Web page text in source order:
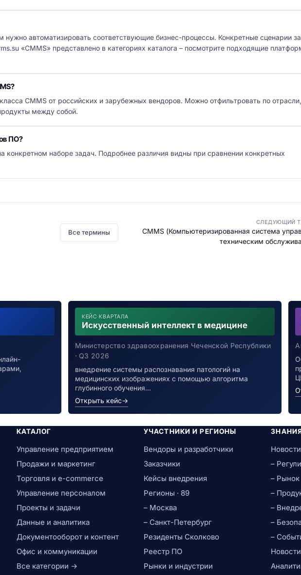
автоматизировать соответствующие бизнес-процессы. Конкретные сценарии
«CMMS» представлено в категориях каталога – посмотрите подходящие
CMMS от российских и зарубежных вендоров. Можно отфильтровать по отрасли,
между собой.
ПО?
конкретном наборе задач. Подробнее различия видны при сравнении конкретных
Все термины
СЛЕДУЮЩИЙ
CMMS (Компьютеризированная система
техническим
КЕЙС КВАРТАЛА
Искусственный интеллект в медицине
Министерство здравоохранения Чеченской Республики
· Q3 2026
внедрение системы распознавания патологий на
медицинских изображениях с помощью алгоритма
глубинного обучения…
Открыть кейс→
КАТАЛОГ
Управление предприятием
Продажи и маркетинг
Торговля и e-commerce
Управление персоналом
Проекты и задачи
Данные и аналитика
Документооборот и контент
Офис и коммуникации
Все категории →
УЧАСТНИКИ И РЕГИОНЫ
Вендоры и разработчики
Заказчики
Кейсы внедрения
Регионы · 89
– Москва
– Санкт-Петербург
Резиденты Сколково
Реестр ПО
Рынки и индустрии
–
– Рынок
–
–
–
–